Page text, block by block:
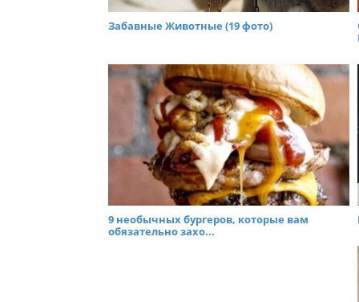
Забавные Животные (19 фото)
9 необычных бургеров, которые вам
обязательно захо...